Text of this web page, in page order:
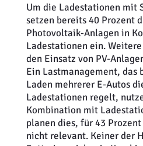
Um die Ladestationen mit
setzen bereits 40 Prozent
Photovoltaik-Anlagen in
Ladestationen ein.
den Einsatz von PV-
Ein Lastmanagement, das
Laden mehrerer E-Autos
Ladestationen regelt,
Kombination mit
planen dies, für 43
nicht relevant. Keiner der